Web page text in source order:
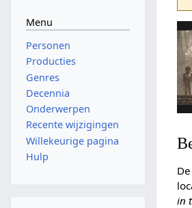
in
Menu
Personen
Producties
Genres
Decennia
Onderwerpen
Recente wijzigingen
Willekeurige pagina
Hulp